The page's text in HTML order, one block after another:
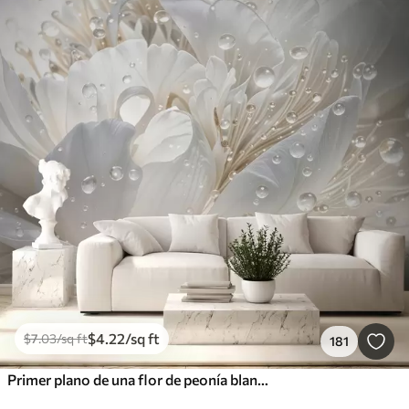
$7.03/sq ft$4.22/sq ft 181
Primer plano de una flor de peonía blanca con delicados pétalos y gotas de agua